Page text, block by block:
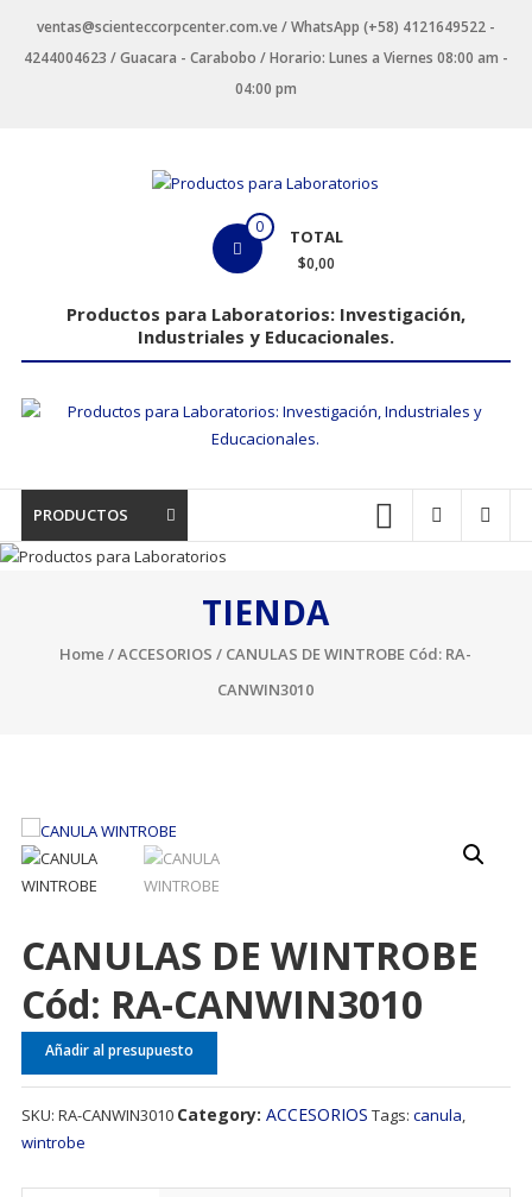
contenido
ventas@scienteccorpcenter.com.ve / WhatsApp (+58) 4121649522 -
4244004623 / Guacara - Carabobo / Horario: Lunes a Viernes 08:00 am -
04:00 pm
Laboratorios
Industriales
y
0 TOTAL
$0,00
Productos para Laboratorios: Investigación,
Industriales y Educacionales.
PRODUCTOS
TIENDA
Home /ACCESORIOS / CANULAS DE WINTROBE Cód: RA-
CANWIN3010
CANULAS DE WINTROBE
Cód: RA-CANWIN3010
Añadir al presupuesto
SKU: RA-CANWIN3010 Category: ACCESORIOS Tags: canula,
wintrobe